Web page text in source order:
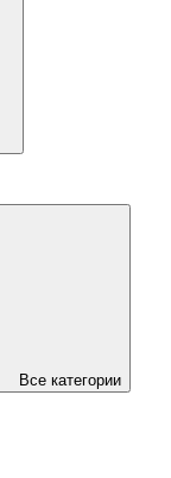
Все категории